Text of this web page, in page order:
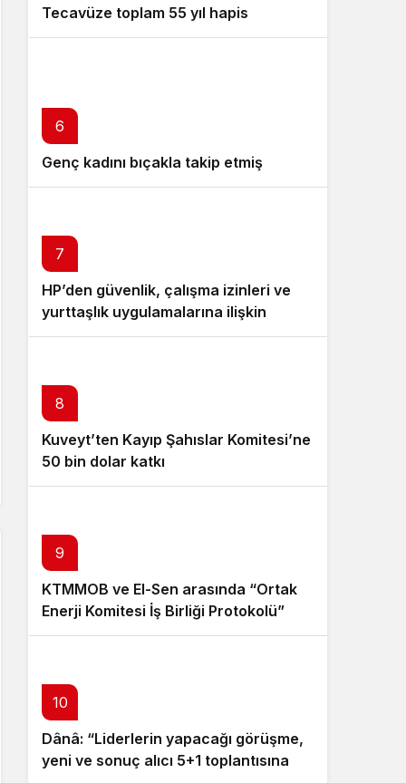
Tecavüze toplam 55 yıl hapis
6
Genç kadını bıçakla takip etmiş
7
HP’den güvenlik, çalışma izinleri ve
yurttaşlık uygulamalarına ilişkin
öneriler
8
Kuveyt’ten Kayıp Şahıslar Komitesi’ne
50 bin dolar katkı
9
KTMMOB ve El-Sen arasında “Ortak
Enerji Komitesi İş Birliği Protokolü”
imzalandı
10
Dânâ: “Liderlerin yapacağı görüşme,
yeni ve sonuç alıcı 5+1 toplantısına